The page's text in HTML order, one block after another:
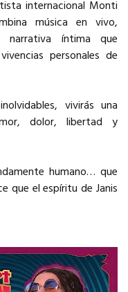
internacional Monti
música en vivo,
narrativa íntima que
personales de
vivirás una
dolor, libertad y
humano… que
que el espíritu de Janis